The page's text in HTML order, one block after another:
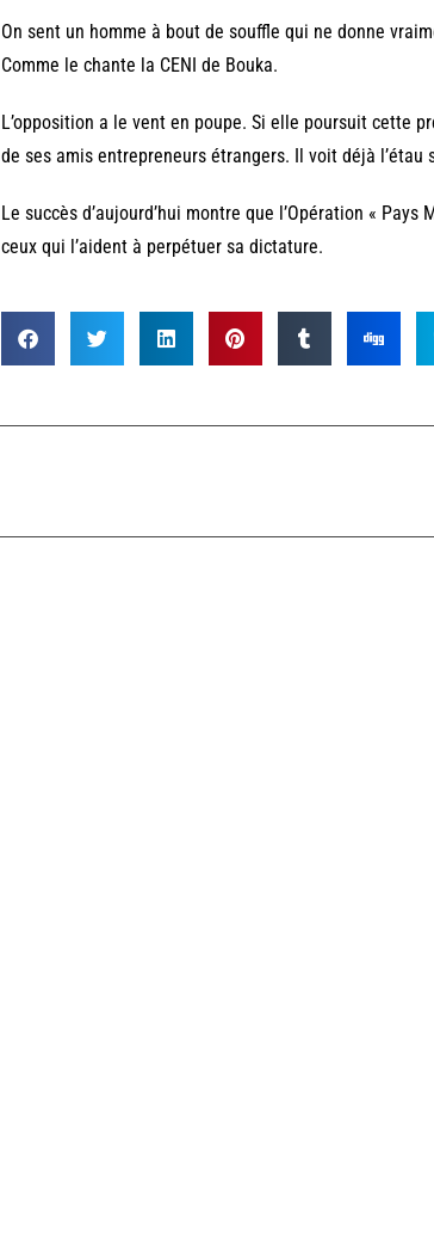
On sent un homme à bout de souffle qui ne donne
Comme le chante la CENI de Bouka.
L’opposition a le vent en poupe. Si elle poursuit cette
de ses amis entrepreneurs étrangers. Il voit déjà l’étau
Le succès d’aujourd’hui montre que l’Opération «
ceux qui l’aident à perpétuer sa dictature.